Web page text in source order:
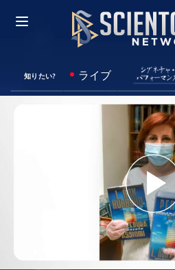
知りたい? ライブ